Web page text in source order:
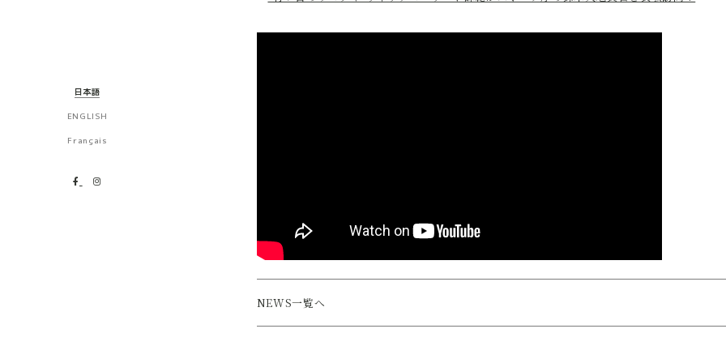
日本語
ENGLISH
Français
NEWS一覧へ